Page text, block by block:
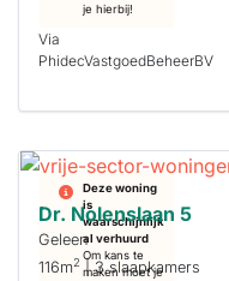
je hierbij!
Via
PhidecVastgoedBeheerBV
Deze woning
is
waarschijnlijk
al verhuurd
Om kans te
maken moet je
Dr. Nolenslaan 5
Geleen
116m2 | 3 slaapkamers